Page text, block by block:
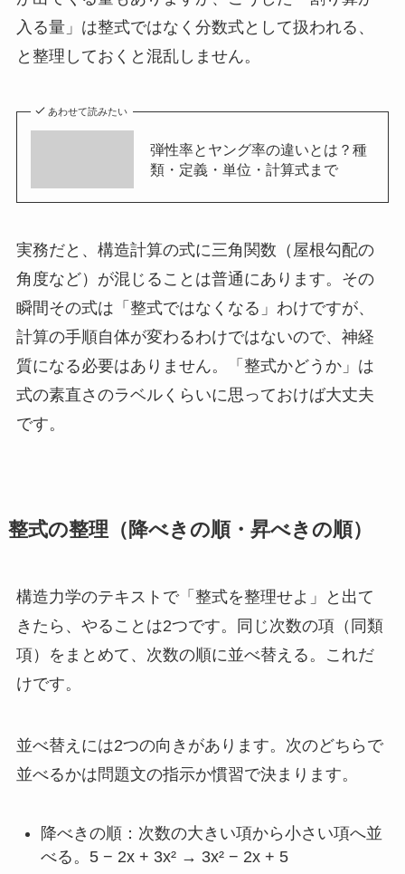
入る量」は整式ではなく分数式として扱われる、
と整理しておくと混乱しません。
あわせて読みたい
弾性率とヤング率の違いとは？種
類・定義・単位・計算式まで
実務だと、構造計算の式に三角関数（屋根勾配の
角度など）が混じることは普通にあります。その
瞬間その式は「整式ではなくなる」わけですが、
計算の手順自体が変わるわけではないので、神経
質になる必要はありません。「整式かどうか」は
式の素直さのラベルくらいに思っておけば大丈夫
です。
整式の整理（降べきの順・昇べきの順）
構造力学のテキストで「整式を整理せよ」と出て
きたら、やることは2つです。同じ次数の項（同類
項）をまとめて、次数の順に並べ替える。これだ
けです。
並べ替えには2つの向きがあります。次のどちらで
並べるかは問題文の指示か慣習で決まります。
降べきの順：次数の大きい項から小さい項へ並
べる。5 − 2x + 3x² → 3x² − 2x + 5